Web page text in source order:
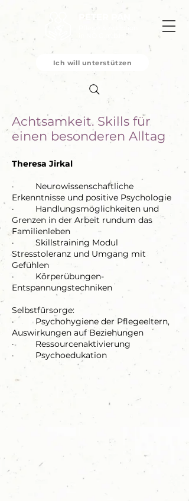
PETER PAN
Ich will unterstützen
Achtsamkeit. Skills für
einen besonderen Alltag
Theresa Jirkal
· Neurowissenschaftliche
Erkenntnisse und positive Psychologie
· Handlungsmöglichkeiten und
Grenzen in der Arbeit rundum das
Familienleben
· Skillstraining Modul
Stresstoleranz und Umgang mit
Gefühlen
· Körperübungen-
Entspannungstechniken
Selbstfürsorge:
· Psychohygiene der Pflegeeltern,
Auswirkungen auf Beziehungen
· Ressourcenaktivierung
· Psychoedukation